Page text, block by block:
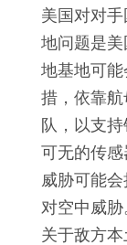
美国对对
地问题是
地基地可
措，依靠
队，以支
可无的传
威胁可能
对空中威
关于敌方